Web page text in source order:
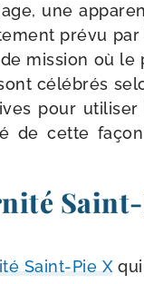
une
pré­vu
mis­sion où
célé­brés
pour
de cette
Saint-​Pie Xqui